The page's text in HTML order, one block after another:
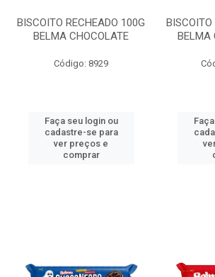
BISCOITO RECHEADO 100G
BELMA CHOCOLATE
Código: 8929
Faça seu login ou
cadastre-se para
ver preços e
comprar
BISCOITO
BELMA